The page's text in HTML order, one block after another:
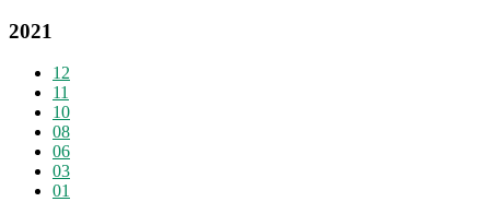
2021
12
11
10
08
06
03
01